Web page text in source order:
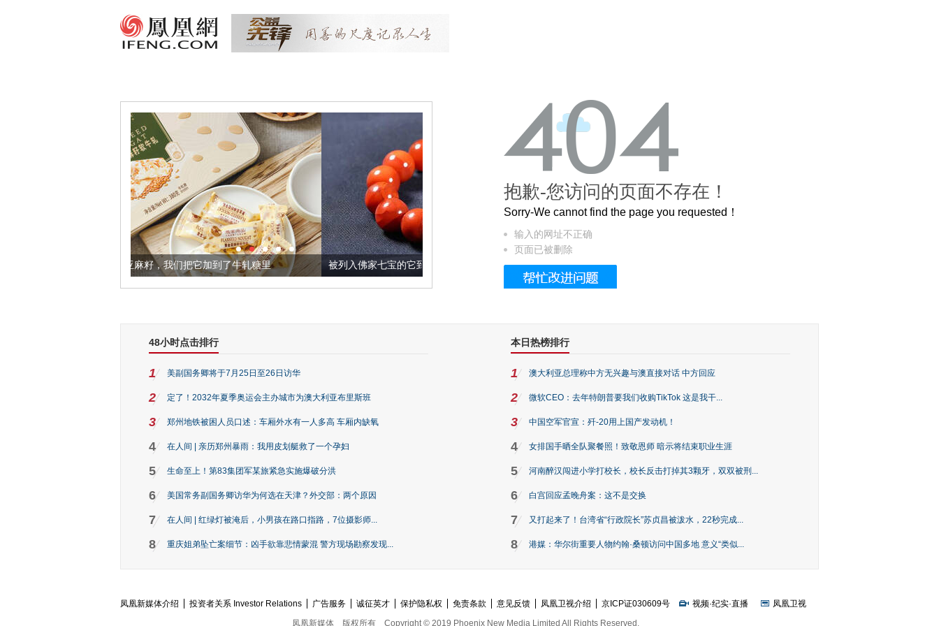
健康的黄金亚麻籽，我们把它加到了牛轧糖里 被列入佛家七宝的它到底有多美？ 这个3.2米的长卷，还原了600岁的紫禁城
抱歉-您访问的页面不存在！
Sorry-We cannot find the page you requested！
输入的网址不正确
页面已被删除
48小时点击排行
1 美副国务卿将于7月25日至26日访华
2 定了！2032年夏季奥运会主办城市为澳大利亚布里斯班
3 郑州地铁被困人员口述：车厢外水有一人多高 车厢内缺氧
4 在人间 | 亲历郑州暴雨：我用皮划艇救了一个孕妇
5 生命至上！第83集团军某旅紧急实施爆破分洪
6 美国常务副国务卿访华为何选在天津？外交部：两个原因
7 在人间 | 红绿灯被淹后，小男孩在路口指路，7位摄影师...
8 重庆姐弟坠亡案细节：凶手欲靠悲情蒙混 警方现场勘察发现...
本日热榜排行
1 澳大利亚总理称中方无兴趣与澳直接对话 中方回应
2 微软CEO：去年特朗普要我们收购TikTok 这是我干...
3 中国空军官宣：歼-20用上国产发动机！
4 女排国手晒全队聚餐照！致敬恩师 暗示将结束职业生涯
5 河南醉汉闯进小学打校长，校长反击打掉其3颗牙，双双被刑...
6 白宫回应孟晚舟案：这不是交换
7 又打起来了！台湾省“行政院长”苏贞昌被泼水，22秒完成...
8 港媒：华尔街重要人物约翰·桑顿访问中国多地 意义“类似...
凤凰新媒体介绍 投资者关系 Investor Relations 广告服务 诚征英才 保护隐私权 免责条款 意见反馈 凤凰卫视介绍 京ICP证030609号 视频·纪实·直播
凤凰卫视
凤凰新媒体
版权所有 Copyright © 2019 Phoenix New Media Limited All Rights Reserved.